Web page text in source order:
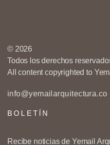
© 2026
Todos los derechos
All content copyrighted to
info@yemailarquitectura.co
BOLETÍN
Recibe noticias de Yemail